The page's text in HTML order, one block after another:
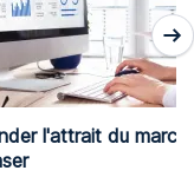
l'attrait du